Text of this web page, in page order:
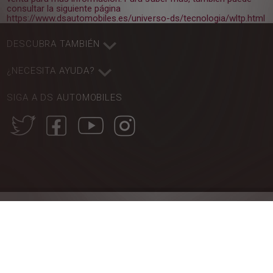
consultar la siguiente página
https://www.dsautomobiles.es/universo-ds/tecnologia/wltp.html
DESCUBRA TAMBIÉN
¿NECESITA AYUDA?
SIGA A DS AUTOMOBILES